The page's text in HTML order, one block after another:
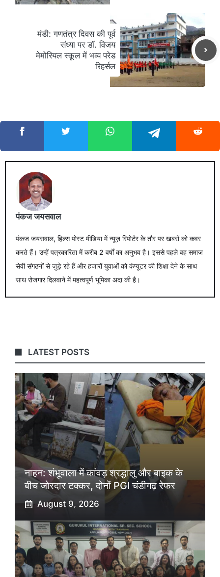
मंडी: गणतंत्र दिवस की पूर्व
संध्या पर डॉ. विजय
मेमोरियल स्कूल में भव्य परेड
रिहर्सल
पंकज जयसवाल
पंकज जयसवाल, हिल्स पोस्ट मीडिया में न्यूज़ रिपोर्टर के तौर पर खबरों को कवर
करते हैं। उन्हें पत्रकारिता में करीब 2 वर्षों का अनुभव है। इससे पहले वह समाज
सेवी संगठनों से जुड़े रहे हैं और हजारों युवाओं को कंप्यूटर की शिक्षा देने के साथ
साथ रोजगार दिलवाने में महत्वपूर्ण भूमिका अदा की है।
LATEST POSTS
नाहन: शंभूवाला में कांवड़ श्रद्धालु और बाइक के
बीच जोरदार टक्कर, दोनों PGI चंडीगढ़ रेफर
August 9, 2026